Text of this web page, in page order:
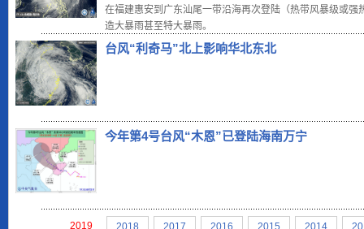
在福建惠安到广东汕尾一带沿海再次登陆（热带风暴级或强
造大暴雨甚至特大暴雨。
台风“利奇马”北上影响华北东北
今年第4号台风“木恩”已登陆海南万宁
2019 2018 2017 2016 2015 2014